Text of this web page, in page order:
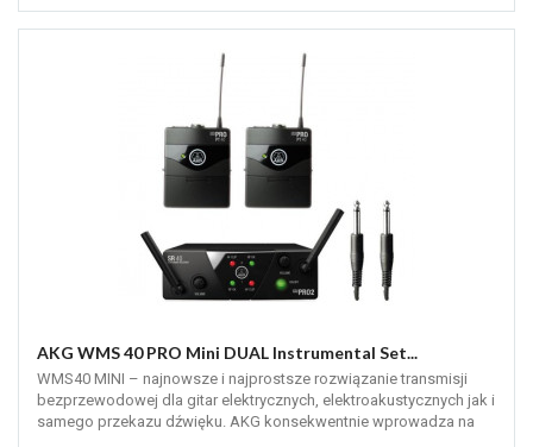
AKG WMS 40 PRO Mini DUAL Instrumental Set...
WMS40 MINI – najnowsze i najprostsze rozwiązanie transmisji
bezprzewodowej dla gitar elektrycznych, elektroakustycznych jak i
samego przekazu dźwięku. AKG konsekwentnie wprowadza na